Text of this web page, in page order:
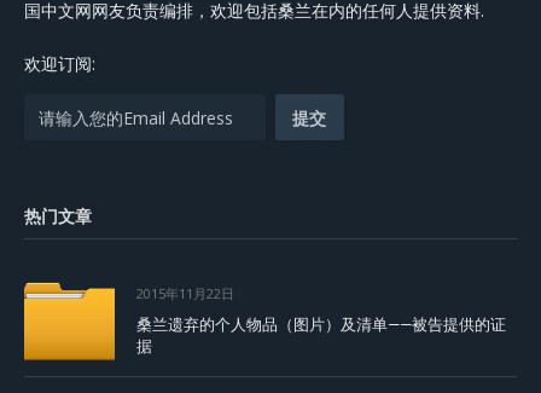
国中文网网友负责编排，欢迎包括桑兰在内的任何人提供资料.
欢迎订阅:
热门文章
2015年11月22日
桑兰遗弃的个人物品（图片）及清单——被告提供的证
据